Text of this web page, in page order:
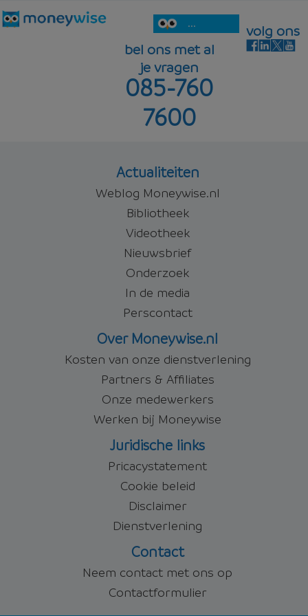
...
bel ons met al
je vragen
085-760
7600
volg ons
Actualiteiten
Weblog Moneywise.nl
Bibliotheek
Videotheek
Nieuwsbrief
Onderzoek
In de media
Perscontact
Over Moneywise.nl
Kosten van onze dienstverlening
Partners & Affiliates
Onze medewerkers
Werken bij Moneywise
Juridische links
Pricacystatement
Cookie beleid
Disclaimer
Dienstverlening
Contact
Neem contact met ons op
Contactformulier